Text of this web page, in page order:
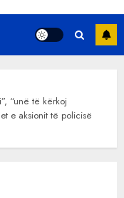
“unë të kërkoj
e aksionit të policisë